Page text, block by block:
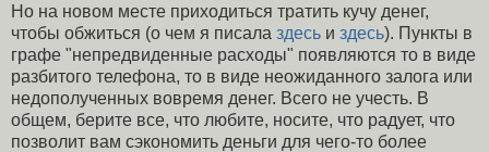
Но на новом месте приходиться тратить кучу денег,
чтобы обжиться (о чем я писала здесь и здесь). Пункты в
графе "непредвиденные расходы" появляются то в виде
разбитого телефона, то в виде неожиданного залога или
недополученных вовремя денег. Всего не учесть. В
общем, берите все, что любите, носите, что радует, что
позволит вам сэкономить деньги для чего-то более